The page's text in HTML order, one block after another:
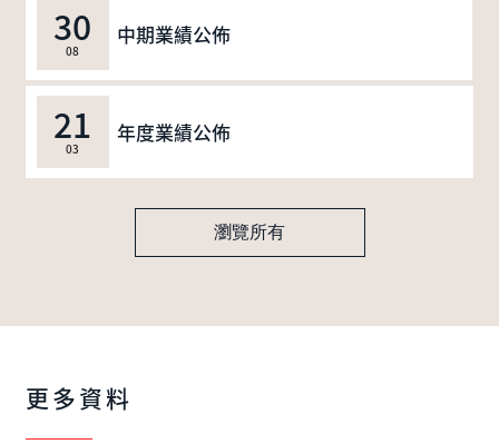
30
08
中期業績公佈
21
03
年度業績公佈
瀏覽所有
更多資料